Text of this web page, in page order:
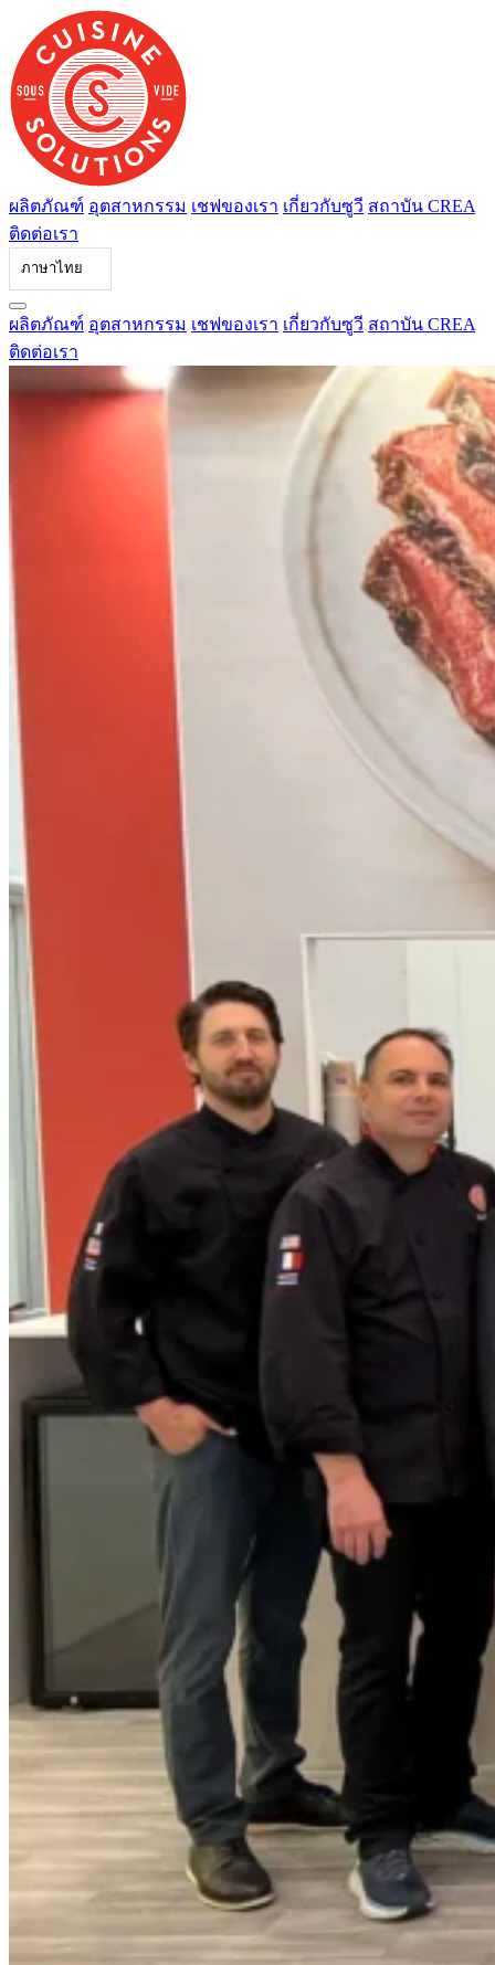
ไป
ที่
เนื้อหา
ผลิตภัณฑ์ อุตสาหกรรม เชฟของเรา เกี่ยวกับซูวี สถาบัน CREA
ติดต่อเรา
ภาษาไทย
ผลิตภัณฑ์ อุตสาหกรรม เชฟของเรา เกี่ยวกับซูวี สถาบัน CREA
ติดต่อเรา